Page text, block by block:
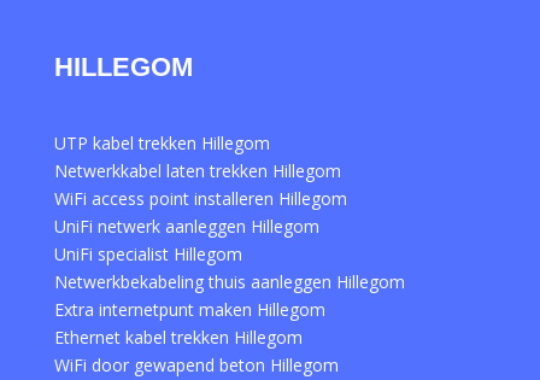
HILLEGOM
UTP kabel trekken Hillegom
Netwerkkabel laten trekken Hillegom
WiFi access point installeren Hillegom
UniFi netwerk aanleggen Hillegom
UniFi specialist Hillegom
Netwerkbekabeling thuis aanleggen Hillegom
Extra internetpunt maken Hillegom
Ethernet kabel trekken Hillegom
WiFi door gewapend beton Hillegom